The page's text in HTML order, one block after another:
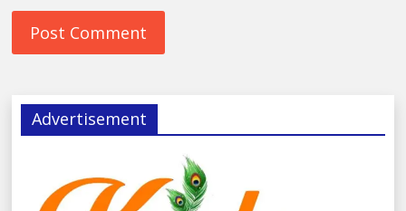
Advertisement